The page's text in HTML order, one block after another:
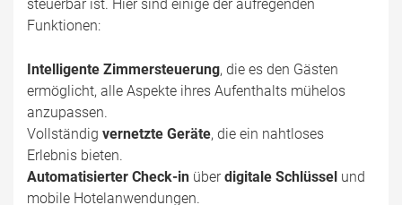
steuerbar ist. Hier sind einige der aufregenden
Funktionen:
Intelligente Zimmersteuerung, die es den Gästen
ermöglicht, alle Aspekte ihres Aufenthalts mühelos
anzupassen.
Vollständig vernetzte Geräte, die ein nahtloses
Erlebnis bieten.
Automatisierter Check-in überdigitale Schlüssel und
mobile Hotelanwendungen.